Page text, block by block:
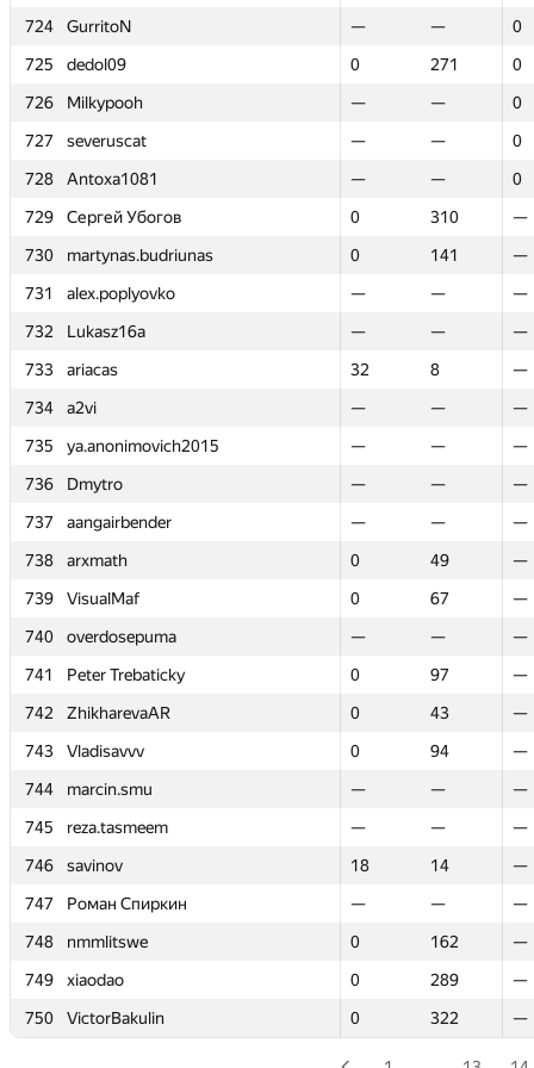
724
GurritoN — —
0
725
dedol09 0 271
0
726
Milkypooh — —
0
727
severuscat — —
0
728
Antoxa1081 — —
0
729
Сергей Убогов 0 310
—
730
martynas.budriunas 0 141
—
731
alex.poplyovko — —
—
732
Lukasz16a — —
—
733
ariacas 32 8
—
734
a2vi — —
—
735
ya.anonimovich2015 — —
—
736
Dmytro — —
—
737
aangairbender — —
—
738
arxmath 0 49
—
739
VisualMaf 0 67
—
740
overdosepuma — —
—
741
Peter Trebaticky 0 97
—
742
ZhikharevaAR 0 43
—
743
Vladisavvv 0 94
—
744
marcin.smu — —
—
745
reza.tasmeem — —
—
746
savinov 18 14
—
747
Роман Спиркин — —
—
748
nmmlitswe 0 162
—
749
xiaodao 0 289
—
750
VictorBakulin 0 322 —
724
GurritoN — —
0
725
dedol09 0 271
0
726
Milkypooh — —
0
727
severuscat — —
0
728
Antoxa1081 — —
0
729
Сергей Убогов 0 310
—
730
martynas.budriunas 0 141
—
731
alex.poplyovko — —
—
732
Lukasz16a — —
—
733
ariacas 32 8
—
734
a2vi — —
—
735
ya.anonimovich2015 — —
—
736
Dmytro — —
—
737
aangairbender — —
—
738
arxmath 0 49
—
739
VisualMaf 0 67
—
740
overdosepuma — —
—
741
Peter Trebaticky 0 97
—
742
ZhikharevaAR 0 43
—
743
Vladisavvv 0 94
—
744
marcin.smu — —
—
745
reza.tasmeem — —
—
746
savinov 18 14
—
747
Роман Спиркин — —
—
748
nmmlitswe 0 162
—
749
xiaodao 0 289
—
750
VictorBakulin 0 322 —